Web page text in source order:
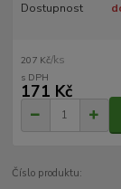
Dostupnost
207 Kč/ks
171 Kč
Číslo produktu: